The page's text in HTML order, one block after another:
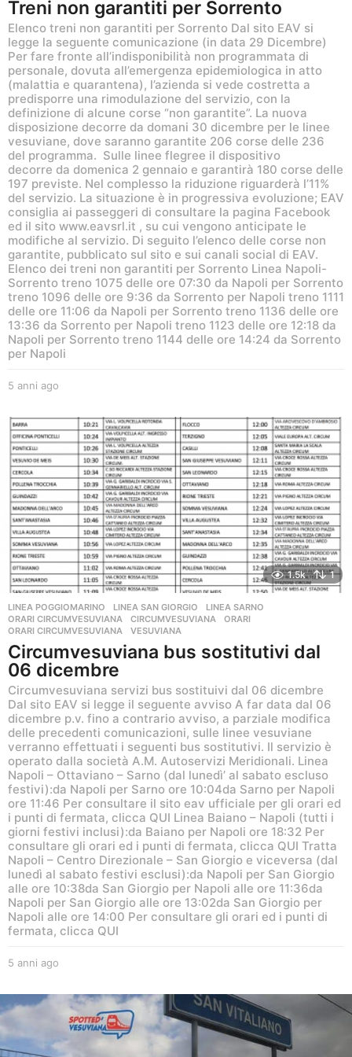
Treni non garantiti per Sorrento
Elenco treni non garantiti per Sorrento Dal sito EAV si
legge la seguente comunicazione (in data 29 Dicembre)
Per fare fronte all’indisponibilità non programmata di
personale, dovuta all’emergenza epidemiologica in atto
(malattia e quarantena), l’azienda si vede costretta a
predisporre una rimodulazione del servizio, con la
definizione di alcune corse “non garantite”. La nuova
disposizione decorre da domani 30 dicembre per le linee
vesuviane, dove saranno garantite 206 corse delle 236
del programma. Sulle linee flegree il dispositivo
decorre da domenica 2 gennaio e garantirà 180 corse delle
197 previste. Nel complesso la riduzione riguarderà l’11%
del servizio. La situazione è in progressiva evoluzione; EAV
consiglia ai passeggeri di consultare la pagina Facebook
ed il sito www.eavsrl.it , su cui vengono anticipate le
modifiche al servizio. Di seguito l’elenco delle corse non
garantite, pubblicato sul sito e sui canali social di EAV.
Elenco dei treni non garantiti per Sorrento Linea Napoli-
Sorrento treno 1075 delle ore 07:30 da Napoli per Sorrento
treno 1096 delle ore 9:36 da Sorrento per Napoli treno 1111
delle ore 11:06 da Napoli per Sorrento treno 1136 delle ore
13:36 da Sorrento per Napoli treno 1123 delle ore 12:18 da
Napoli per Sorrento treno 1144 delle ore 14:24 da Sorrento
per Napoli
5 anni ago
n
n
i
g
o
1.5k 1
LINEA POGGIOMARINO ,LINEA SAN GIORGIO ,LINEA SARNO
ORARI CIRCUMVESUVIANA
CIRCUMVESUVIANA ,ORARI
ORARI CIRCUMVESUVIANA
,VESUVIANA
Circumvesuviana bus sostitutivi dal
06 dicembre
Circumvesuviana servizi bus sostituivi dal 06 dicembre
Dal sito EAV si legge il seguente avviso A far data dal 06
dicembre p.v. fino a contrario avviso, a parziale modifica
delle precedenti comunicazioni, sulle linee vesuviane
verranno effettuati i seguenti bus sostitutivi. Il servizio è
operato dalla società A.M. Autoservizi Meridionali. Linea
Napoli – Ottaviano – Sarno (dal lunedì’ al sabato escluso
festivi):da Napoli per Sarno ore 10:04da Sarno per Napoli
ore 11:46 Per consultare il sito eav ufficiale per gli orari ed
i punti di fermata, clicca QUI Linea Baiano – Napoli (tutti i
giorni festivi inclusi):da Baiano per Napoli ore 18:32 Per
consultare gli orari ed i punti di fermata, clicca QUI Tratta
Napoli – Centro Direzionale – San Giorgio e viceversa (dal
lunedì al sabato festivi esclusi):da Napoli per San Giorgio
alle ore 10:38da San Giorgio per Napoli alle ore 11:36da
Napoli per San Giorgio alle ore 13:02da San Giorgio per
Napoli alle ore 14:00 Per consultare gli orari ed i punti di
fermata, clicca QUI
5 anni ago
n
g